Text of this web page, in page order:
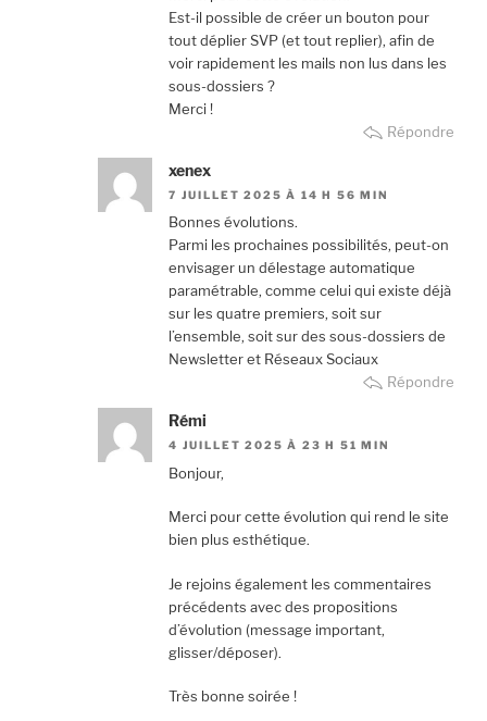
Est-il possible de créer un bouton pour
tout déplier SVP (et tout replier), afin de
voir rapidement les mails non lus dans les
sous-dossiers ?
Merci !
Répondre
xenex
7 JUILLET 2025 À 14 H 56 MIN
Bonnes évolutions.
Parmi les prochaines possibilités, peut-on
envisager un délestage automatique
paramétrable, comme celui qui existe déjà
sur les quatre premiers, soit sur
l’ensemble, soit sur des sous-dossiers de
Newsletter et Réseaux Sociaux
Répondre
Rémi
4 JUILLET 2025 À 23 H 51 MIN
Bonjour,
Merci pour cette évolution qui rend le site
bien plus esthétique.
Je rejoins également les commentaires
précédents avec des propositions
d’évolution (message important,
glisser/déposer).
Très bonne soirée !